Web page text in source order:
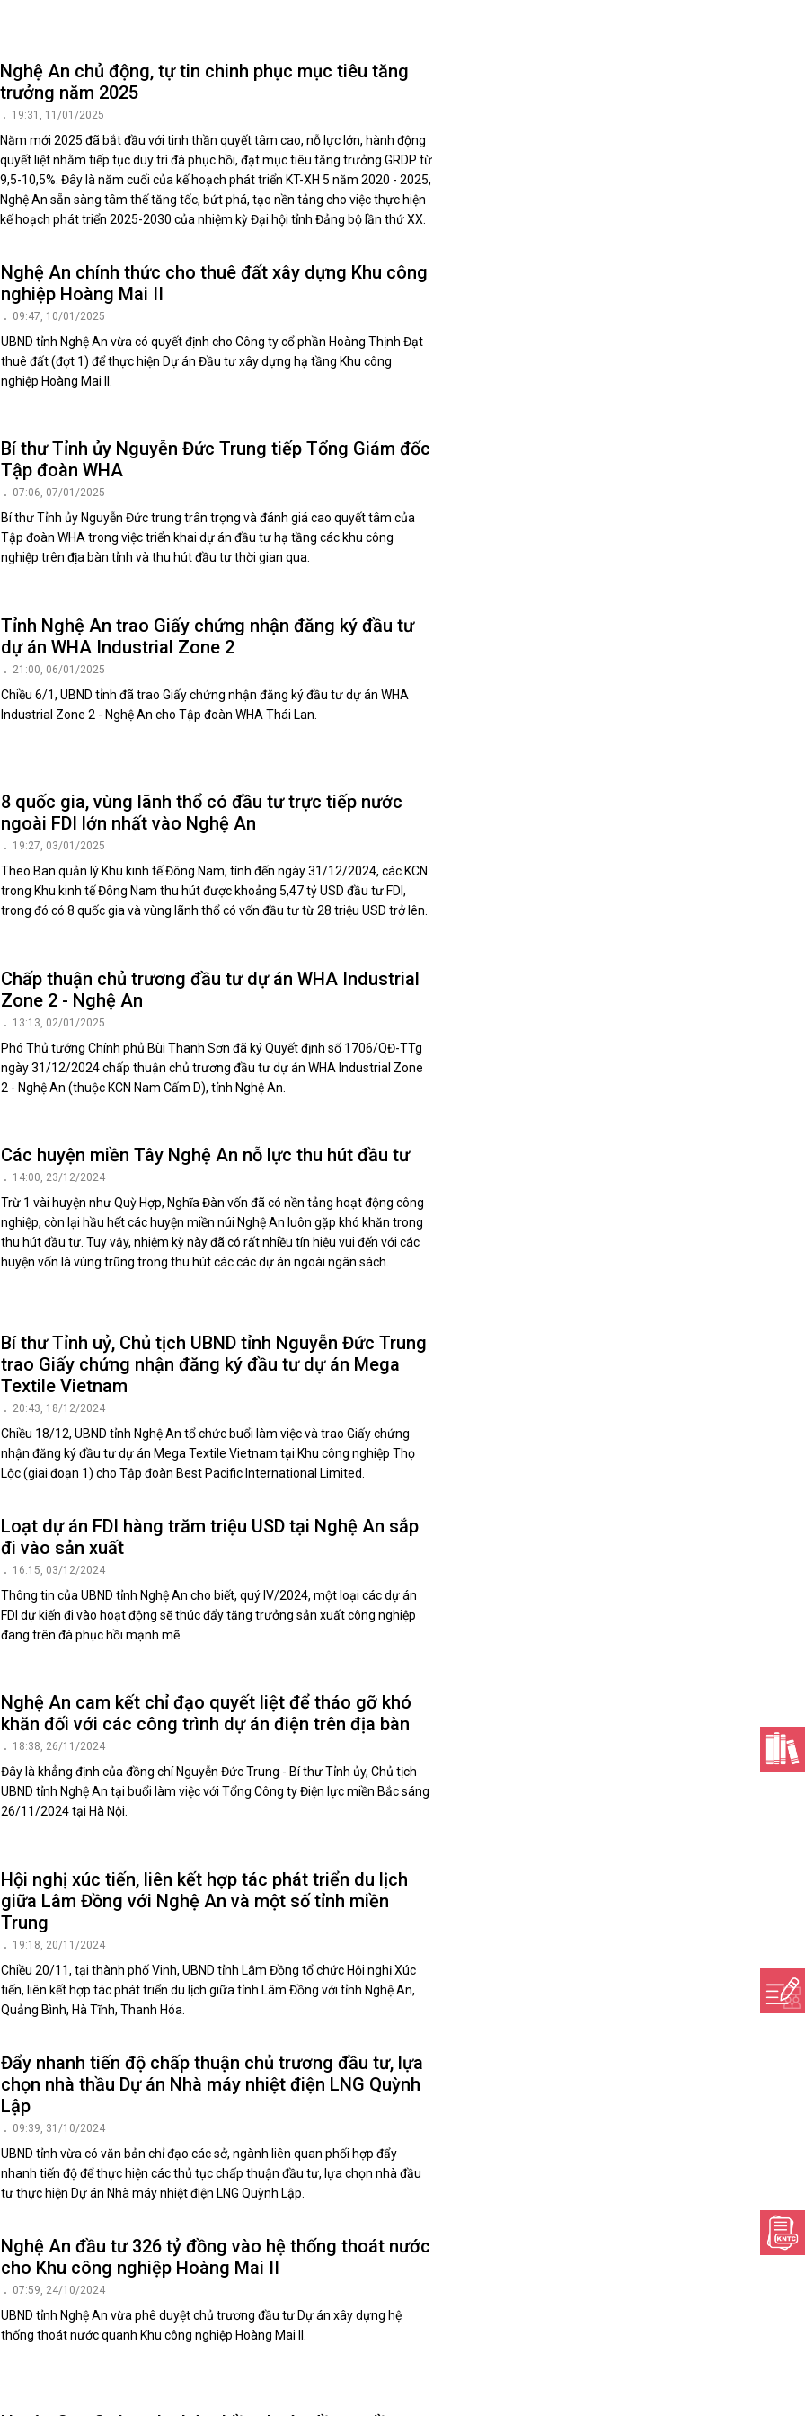
Nghệ An chủ động, tự tin chinh phục mục tiêu tăng
trưởng năm 2025
19:31, 11/01/2025
Năm mới 2025 đã bắt đầu với tinh thần quyết tâm cao, nỗ lực lớn, hành động
quyết liệt nhằm tiếp tục duy trì đà phục hồi, đạt mục tiêu tăng trưởng GRDP từ
9,5-10,5%. Đây là năm cuối của kế hoạch phát triển KT-XH 5 năm 2020 - 2025,
Nghệ An sẵn sàng tâm thế tăng tốc, bứt phá, tạo nền tảng cho việc thực hiện
kế hoạch phát triển 2025-2030 của nhiệm kỳ Đại hội tỉnh Đảng bộ lần thứ XX.
Nghệ An chính thức cho thuê đất xây dựng Khu công
nghiệp Hoàng Mai II
09:47, 10/01/2025
UBND tỉnh Nghệ An vừa có quyết định cho Công ty cổ phần Hoàng Thịnh Đạt
thuê đất (đợt 1) để thực hiện Dự án Đầu tư xây dựng hạ tầng Khu công
nghiệp Hoàng Mai II.
Bí thư Tỉnh ủy Nguyễn Đức Trung tiếp Tổng Giám đốc
Tập đoàn WHA
07:06, 07/01/2025
Bí thư Tỉnh ủy Nguyễn Đức trung trân trọng và đánh giá cao quyết tâm của
Tập đoàn WHA trong việc triển khai dự án đầu tư hạ tầng các khu công
nghiệp trên địa bàn tỉnh và thu hút đầu tư thời gian qua.
Tỉnh Nghệ An trao Giấy chứng nhận đăng ký đầu tư
dự án WHA Industrial Zone 2
21:00, 06/01/2025
Chiều 6/1, UBND tỉnh đã trao Giấy chứng nhận đăng ký đầu tư dự án WHA
Industrial Zone 2 - Nghệ An cho Tập đoàn WHA Thái Lan.
8 quốc gia, vùng lãnh thổ có đầu tư trực tiếp nước
ngoài FDI lớn nhất vào Nghệ An
19:27, 03/01/2025
Theo Ban quản lý Khu kinh tế Đông Nam, tính đến ngày 31/12/2024, các KCN
trong Khu kinh tế Đông Nam thu hút được khoảng 5,47 tỷ USD đầu tư FDI,
trong đó có 8 quốc gia và vùng lãnh thổ có vốn đầu tư từ 28 triệu USD trở lên.
Chấp thuận chủ trương đầu tư dự án WHA Industrial
Zone 2 - Nghệ An
13:13, 02/01/2025
Phó Thủ tướng Chính phủ Bùi Thanh Sơn đã ký Quyết định số 1706/QĐ-TTg
ngày 31/12/2024 chấp thuận chủ trương đầu tư dự án WHA Industrial Zone
2 - Nghệ An (thuộc KCN Nam Cấm D), tỉnh Nghệ An.
Các huyện miền Tây Nghệ An nỗ lực thu hút đầu tư
14:00, 23/12/2024
Trừ 1 vài huyện như Quỳ Hợp, Nghĩa Đàn vốn đã có nền tảng hoạt động công
nghiệp, còn lại hầu hết các huyện miền núi Nghệ An luôn gặp khó khăn trong
thu hút đầu tư. Tuy vậy, nhiệm kỳ này đã có rất nhiều tín hiệu vui đến với các
huyện vốn là vùng trũng trong thu hút các các dự án ngoài ngân sách.
Bí thư Tỉnh uỷ, Chủ tịch UBND tỉnh Nguyễn Đức Trung
trao Giấy chứng nhận đăng ký đầu tư dự án Mega
Textile Vietnam
20:43, 18/12/2024
Chiều 18/12, UBND tỉnh Nghệ An tổ chức buổi làm việc và trao Giấy chứng
nhận đăng ký đầu tư dự án Mega Textile Vietnam tại Khu công nghiệp Thọ
Lộc (giai đoạn 1) cho Tập đoàn Best Pacific International Limited.
Loạt dự án FDI hàng trăm triệu USD tại Nghệ An sắp
đi vào sản xuất
16:15, 03/12/2024
Thông tin của UBND tỉnh Nghệ An cho biết, quý IV/2024, một loại các dự án
FDI dự kiến đi vào hoạt động sẽ thúc đẩy tăng trưởng sản xuất công nghiệp
đang trên đà phục hồi mạnh mẽ.
Nghệ An cam kết chỉ đạo quyết liệt để tháo gỡ khó
khăn đối với các công trình dự án điện trên địa bàn
18:38, 26/11/2024
Đây là khẳng định của đồng chí Nguyễn Đức Trung - Bí thư Tỉnh ủy, Chủ tịch
UBND tỉnh Nghệ An tại buổi làm việc với Tổng Công ty Điện lực miền Bắc sáng
26/11/2024 tại Hà Nội.
Hội nghị xúc tiến, liên kết hợp tác phát triển du lịch
giữa Lâm Đồng với Nghệ An và một số tỉnh miền
Trung
19:18, 20/11/2024
Chiều 20/11, tại thành phố Vinh, UBND tỉnh Lâm Đồng tổ chức Hội nghị Xúc
tiến, liên kết hợp tác phát triển du lịch giữa tỉnh Lâm Đồng với tỉnh Nghệ An,
Quảng Bình, Hà Tĩnh, Thanh Hóa.
Đẩy nhanh tiến độ chấp thuận chủ trương đầu tư, lựa
chọn nhà thầu Dự án Nhà máy nhiệt điện LNG Quỳnh
Lập
09:39, 31/10/2024
UBND tỉnh vừa có văn bản chỉ đạo các sở, ngành liên quan phối hợp đẩy
nhanh tiến độ để thực hiện các thủ tục chấp thuận đầu tư, lựa chọn nhà đầu
tư thực hiện Dự án Nhà máy nhiệt điện LNG Quỳnh Lập.
Nghệ An đầu tư 326 tỷ đồng vào hệ thống thoát nước
cho Khu công nghiệp Hoàng Mai II
07:59, 24/10/2024
UBND tỉnh Nghệ An vừa phê duyệt chủ trương đầu tư Dự án xây dựng hệ
thống thoát nước quanh Khu công nghiệp Hoàng Mai II.